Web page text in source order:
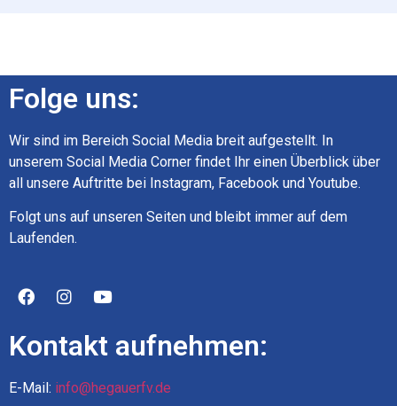
Folge uns:
Wir sind im Bereich Social Media breit aufgestellt. In
unserem Social Media Corner findet Ihr einen Überblick über
all unsere Auftritte bei Instagram, Facebook und Youtube.
Folgt uns auf unseren Seiten und bleibt immer auf dem
Laufenden.
Kontakt aufnehmen:
E-Mail: info@hegauerfv.de